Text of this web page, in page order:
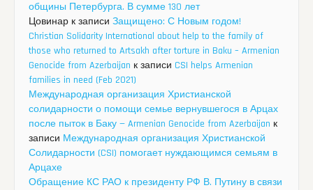
общины Петербурга. В сумме 130 лет
Цовинар к записи Защищено: С Новым годом!
Christian Solidarity International about help to the family of
those who returned to Artsakh after torture in Baku – Armenian
Genocide from Azerbaijan к записи CSI helps Armenian
families in need (Feb 2021)
Международная организация Христианской
солидарности о помощи семье вернувшегося в Арцах
после пыток в Баку — Armenian Genocide from Azerbaijan к
записи Международная организация Христианской
Солидарности (CSI) помогает нуждающимся семьям в
Арцахе
Обращение КС РАО к президенту РФ В. Путину в связи